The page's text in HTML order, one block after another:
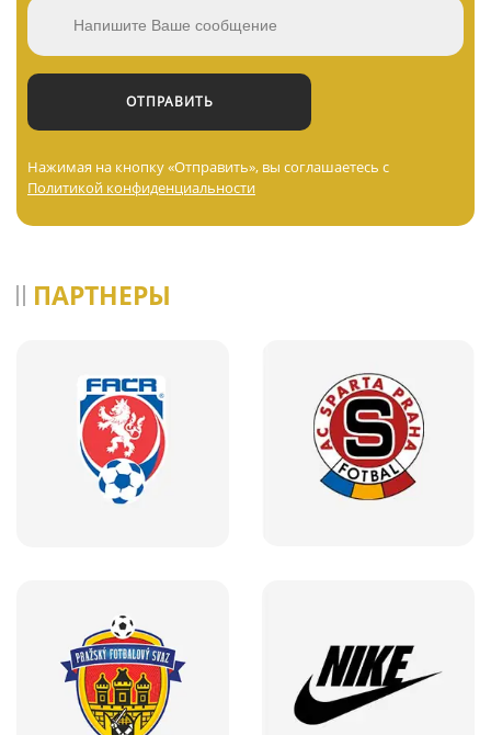
Нажимая на кнопку «Отправить», вы соглашаетесь с
Политикой конфиденциальности
ПАРТНЕРЫ